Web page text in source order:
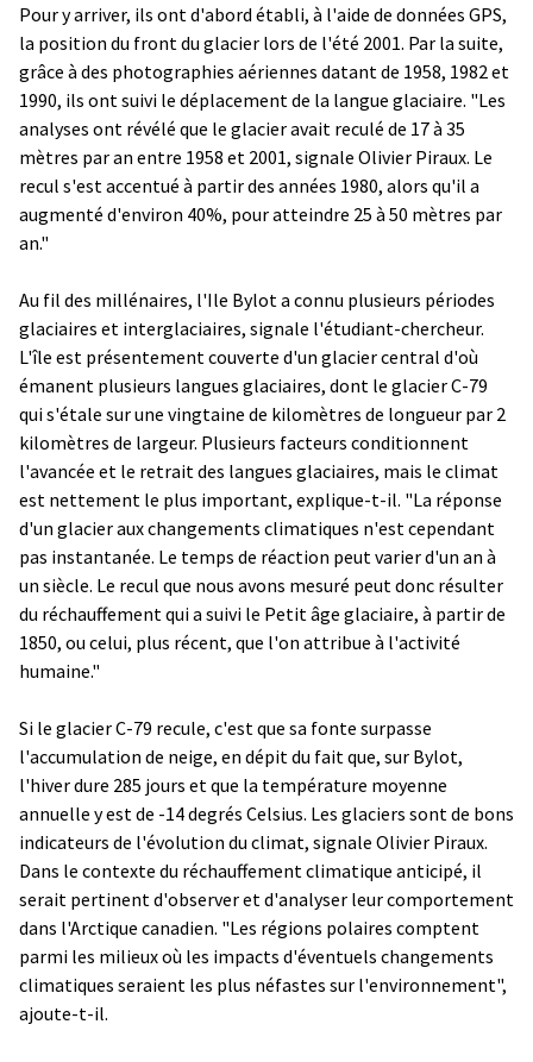
Pour y arriver, ils ont d'abord établi, à l'aide de données GPS,
la position du front du glacier lors de l'été 2001. Par la suite,
grâce à des photographies aériennes datant de 1958, 1982 et
1990, ils ont suivi le déplacement de la langue glaciaire. "Les
analyses ont révélé que le glacier avait reculé de 17 à 35
mètres par an entre 1958 et 2001, signale Olivier Piraux. Le
recul s'est accentué à partir des années 1980, alors qu'il a
augmenté d'environ 40%, pour atteindre 25 à 50 mètres par
an."
Au fil des millénaires, l'Ile Bylot a connu plusieurs périodes
glaciaires et interglaciaires, signale l'étudiant-chercheur.
L'île est présentement couverte d'un glacier central d'où
émanent plusieurs langues glaciaires, dont le glacier C-79
qui s'étale sur une vingtaine de kilomètres de longueur par 2
kilomètres de largeur. Plusieurs facteurs conditionnent
l'avancée et le retrait des langues glaciaires, mais le climat
est nettement le plus important, explique-t-il. "La réponse
d'un glacier aux changements climatiques n'est cependant
pas instantanée. Le temps de réaction peut varier d'un an à
un siècle. Le recul que nous avons mesuré peut donc résulter
du réchauffement qui a suivi le Petit âge glaciaire, à partir de
1850, ou celui, plus récent, que l'on attribue à l'activité
humaine."
Si le glacier C-79 recule, c'est que sa fonte surpasse
l'accumulation de neige, en dépit du fait que, sur Bylot,
l'hiver dure 285 jours et que la température moyenne
annuelle y est de -14 degrés Celsius. Les glaciers sont de bons
indicateurs de l'évolution du climat, signale Olivier Piraux.
Dans le contexte du réchauffement climatique anticipé, il
serait pertinent d'observer et d'analyser leur comportement
dans l'Arctique canadien. "Les régions polaires comptent
parmi les milieux où les impacts d'éventuels changements
climatiques seraient les plus néfastes sur l'environnement",
ajoute-t-il.